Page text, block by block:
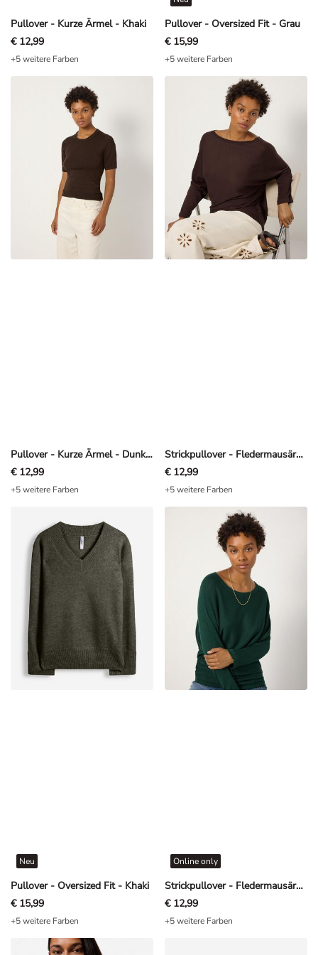
€ 12,99
+5 weitere Farben
Pullover - Oversized Fit - Grau
€ 15,99
+5 weitere Farben
€ 12,99
+5 weitere Farben
€ 12,99
+5 weitere Farben
Pullover - Oversized Fit - Khaki
€ 15,99
+5 weitere Farben
€ 12,99
+5 weitere Farben